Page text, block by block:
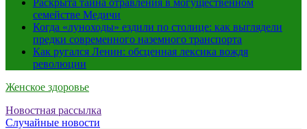
Раскрыта тайна отравления в могущественном
семействе Медичи
Когда «луноходы» ездили по столице: как выглядели
предки современного наземного транспорта
Как ругался Ленин: обсценная лексика вождя
революции
Женское здоровье
Новостная рассылка
Случайные новости